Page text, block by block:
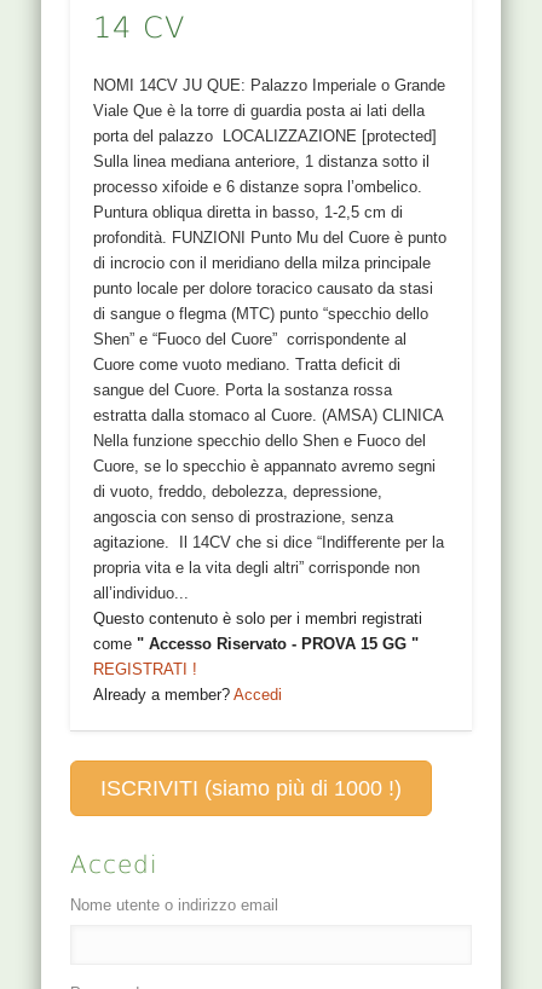
14 CV
NOMI 14CV JU QUE: Palazzo Imperiale o Grande
Viale Que è la torre di guardia posta ai lati della
porta del palazzo LOCALIZZAZIONE [protected]
Sulla linea mediana anteriore, 1 distanza sotto il
processo xifoide e 6 distanze sopra l’ombelico.
Puntura obliqua diretta in basso, 1-2,5 cm di
profondità. FUNZIONI Punto Mu del Cuore è punto
di incrocio con il meridiano della milza principale
punto locale per dolore toracico causato da stasi
di sangue o flegma (MTC) punto “specchio dello
Shen” e “Fuoco del Cuore” corrispondente al
Cuore come vuoto mediano. Tratta deficit di
sangue del Cuore. Porta la sostanza rossa
estratta dalla stomaco al Cuore. (AMSA) CLINICA
Nella funzione specchio dello Shen e Fuoco del
Cuore, se lo specchio è appannato avremo segni
di vuoto, freddo, debolezza, depressione,
angoscia con senso di prostrazione, senza
agitazione. Il 14CV che si dice “Indifferente per la
propria vita e la vita degli altri” corrisponde non
all’individuo...
Questo contenuto è solo per i membri registrati
come" Accesso Riservato - PROVA 15 GG "
REGISTRATI !
Already a member?Accedi
ISCRIVITI (siamo più di 1000 !)
Accedi
Nome utente o indirizzo email